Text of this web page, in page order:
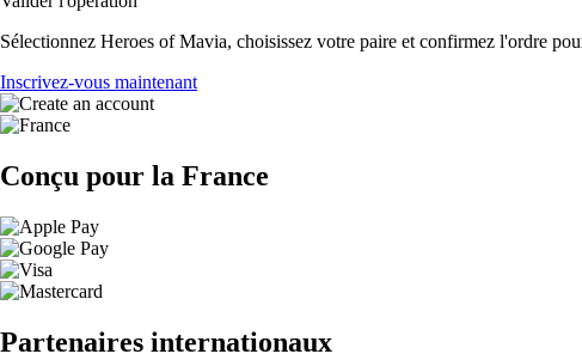
Sélectionnez Heroes of Mavia, choisissez votre paire et confirmez l'ordre
Inscrivez-vous maintenant
Conçu pour la France
Partenaires internationaux